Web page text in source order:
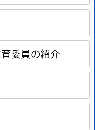
委員の紹介